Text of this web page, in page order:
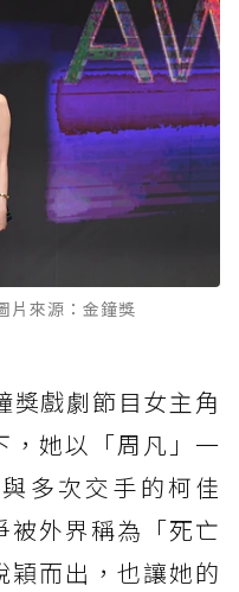
片來源：金鐘獎
獎戲劇節目女主角
，她以「周凡」一
多次交手的柯佳
被外界稱為「死亡
穎而出，也讓她的